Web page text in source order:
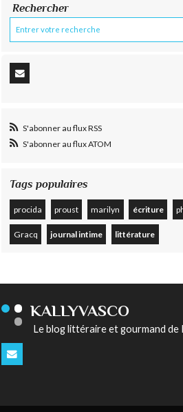
Rechercher
S'abonner au flux RSS
S'abonner au flux ATOM
Tags populaires
procida proust marilyn écriture
Gracq journal intime littérature
KALLYVASCO
Le blog littéraire et gourmand de